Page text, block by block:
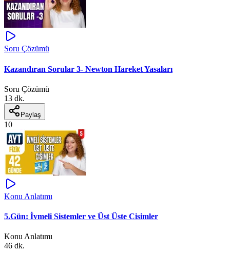
Soru Çözümü
Kazandıran Sorular 3- Newton Hareket Yasaları
Soru Çözümü
13 dk.
Paylaş
10
Konu Anlatımı
5.Gün: İvmeli Sistemler ve Üst Üste Cisimler
Konu Anlatımı
46 dk.